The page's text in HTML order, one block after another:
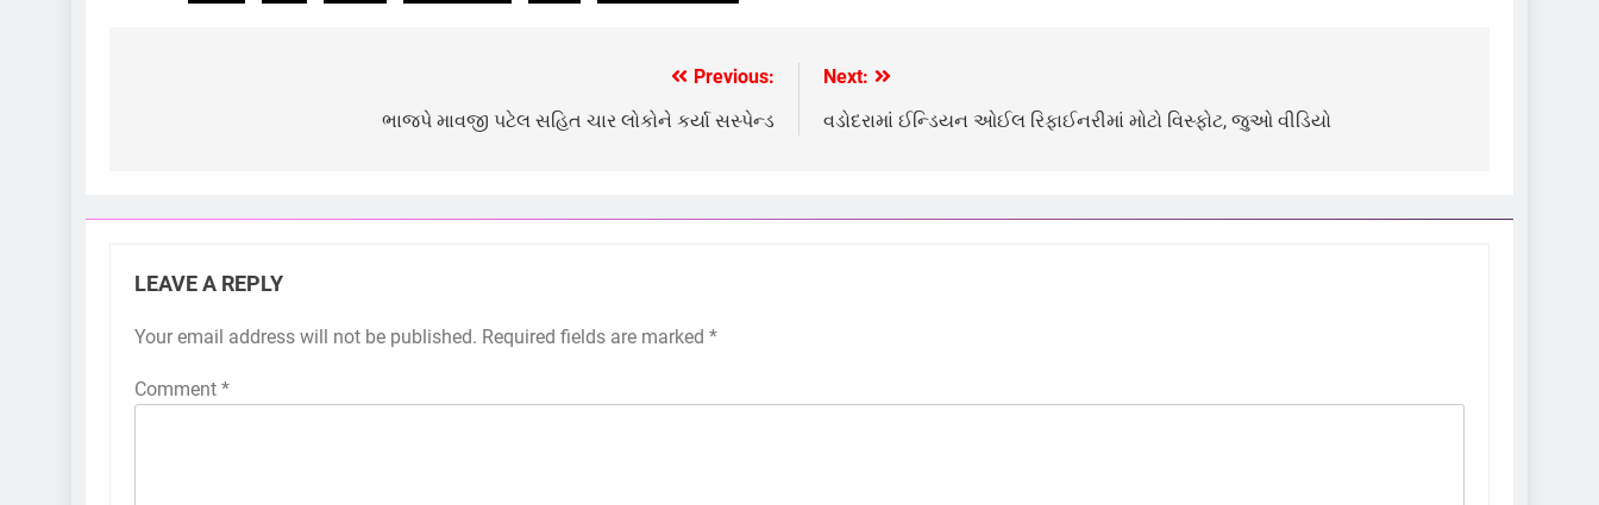
Previous:
ભાજપે માવજી પટેલ સહિત ચાર લોકોને કર્યા સસ્પેન્ડ
Next:
વડોદરામાં ઈન્ડિયન ઓઈલ રિફાઈનરીમાં મોટો વિસ્ફોટ, જુઓ વીડિયો
LEAVE A REPLY
Your email address will not be published. Required fields are marked *
Comment *